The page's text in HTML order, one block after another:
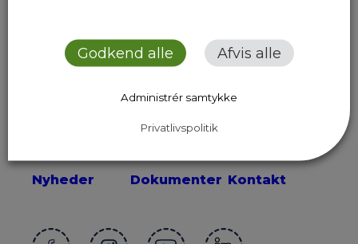
2300 København S
Send os en email
Nyheder Dokumenter Kontakt
Godkend alle Afvis alle
Administrér samtykke
Privatlivspolitik